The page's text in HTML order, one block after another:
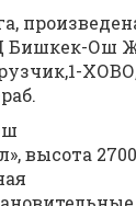
Ош
высота